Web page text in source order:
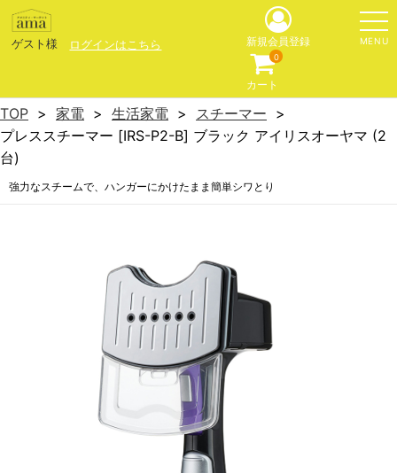
ゲスト様 ログインはこちら MENU
新規会員登録
カート
0
TOP 家電 生活家電
スチーマー
プレススチーマー [IRS-P2-B] ブラック アイリスオーヤマ (2
台)
強力なスチームで、ハンガーにかけたまま簡単シワとり